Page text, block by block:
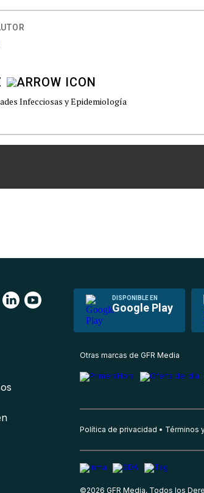
Infecciosas y Epidemiología
DISPONIBLE EN
Google Play
Otras marcas de GFR Media
Política de privacidad Términos
©2026 GFR Media, Todos los